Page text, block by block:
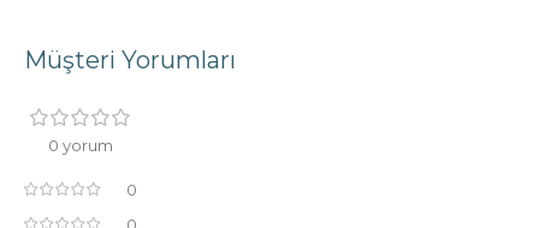
Müşteri Yorumları
0 yorum
0